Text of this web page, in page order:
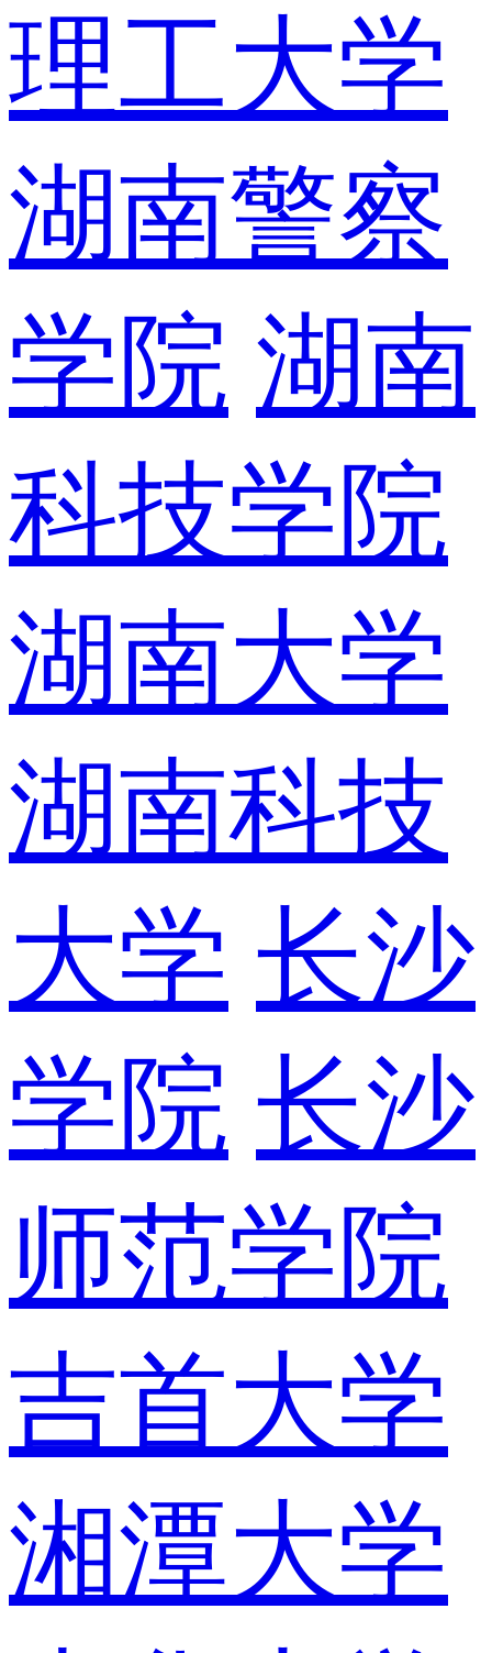
理工大学
湖南警察
学院 湖南
科技学院
湖南大学
湖南科技
大学 长沙
学院 长沙
师范学院
吉首大学
湘潭大学